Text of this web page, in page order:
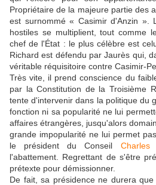
Propriétaire de la majeure partie des
est surnommé « Casimir d'Anzin ».
hostiles se multiplient, tout comme
chef de l'État : le plus célèbre est
Richard est défendu par Jaurès qui,
véritable réquisitoire contre Casimir-
Très vite, il prend conscience du
par la Constitution de la Troisième
tente d'intervenir dans la politique du
fonction ni sa popularité ne lui
affaires étrangères, jusqu'alors
grande impopularité ne lui permet
le président du Conseil Charles
l'abattement. Regrettant de s'être
prétexte pour démissionner.
De fait, sa présidence ne durera